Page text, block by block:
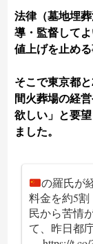
法律（墓地埋
導・監督して
値上げを止める
そこで東京都
間火葬場の経
欲しい」と要
ました。
の羅氏が
料金を約5
民から苦情
て、昨日都